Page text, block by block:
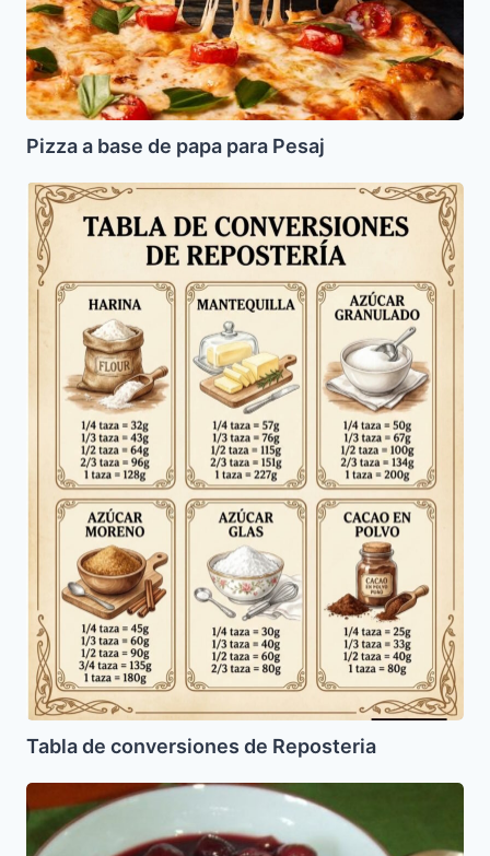
Pizza a base de papa para Pesaj
Tabla
de
conversiones
de
Reposteria
Tabla de conversiones de Reposteria
Manzanillas
en
Miel